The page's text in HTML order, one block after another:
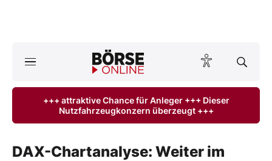
ktuelle Ausgabe BÖRSE ONLINE lesen
+++ attraktive Chance für Anleger +++ Dieser
Nutzfahrzeugkonzern überzeugt +++
DAX-Chartanalyse: Weiter im